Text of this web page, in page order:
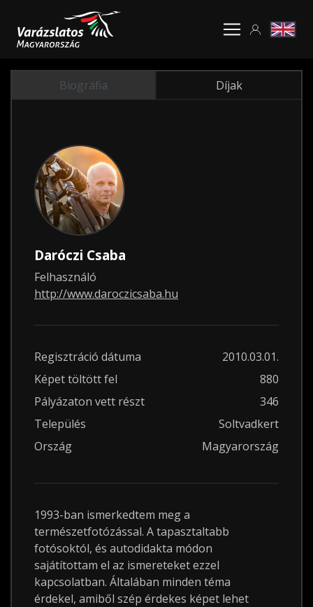
Biográfia Díjak
Daróczi Csaba
Felhasználó
http://www.daroczicsaba.hu
Regisztráció dátuma
2010.03.01.
Képet töltött fel
880
Pályázaton vett részt
346
Település
Soltvadkert
Ország
Magyarország
1993-ban ismerkedtem meg a
természetfotózással. A tapasztaltabb
fotósoktól, és autodidakta módon
sajátítottam el az ismereteket ezzel
kapcsolatban. Általában minden téma
érdekel, amiből szép érdekes képet lehet